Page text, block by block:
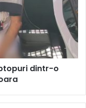
dintr-o